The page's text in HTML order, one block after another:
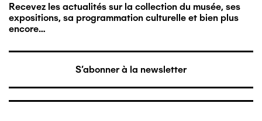
Recevez les actualités sur la collection du musée, ses
expositions, sa programmation culturelle et bien plus
encore…
S'abonner à la newsletter